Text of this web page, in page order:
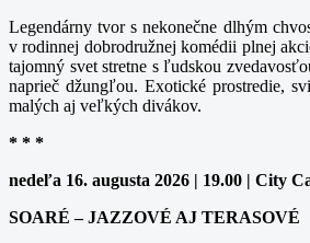
Legendárny tvor s nekonečne dlhým
v rodinnej dobrodružnej komédii plnej
tajomný svet stretne s ľudskou
naprieč džungľou. Exotické prostredie,
malých aj veľkých divákov.
* * *
nedeľa 16. augusta 2026 | 19.00 | City
SOARÉ – JAZZOVÉ AJ TERASOVÉ